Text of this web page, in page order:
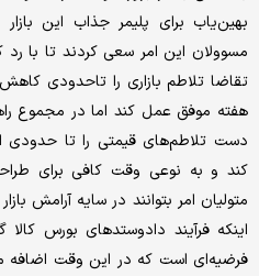
مسوولان این امر سعی کردند تا با
تقاضا تلاطم بازاری را تاحدودی
هفته موفق عمل کند اما در مجموع
دست تلاطم‌های قیمتی را تا حدودی
کند و به نوعی وقت کافی برای
متولیان امر بتوانند در سایه آرامش
اینکه فرآیند دادوستدهای بورس
فرضیه‌ای است که در این وقت اضافه